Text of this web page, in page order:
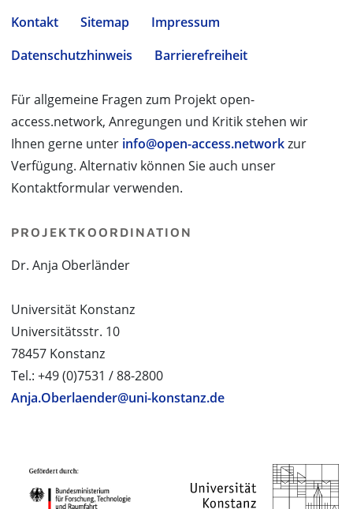
Kontakt Sitemap
Impressum
Datenschutzhinweis
Barrierefreiheit
Für allgemeine Fragen zum Projekt open-
access.network, Anregungen und Kritik stehen wir
Ihnen gerne unter info@open-access.networkzur
Verfügung. Alternativ können Sie auch unser
Kontaktformular verwenden.
PROJEKTKOORDINATION
Dr. Anja Oberländer
Universität Konstanz
Universitätsstr. 10
78457 Konstanz
Tel.: +49 (0)7531 / 88-2800
Anja.Oberlaender@uni-konstanz.de